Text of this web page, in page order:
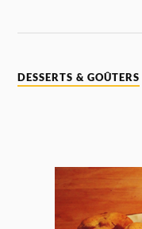
DESSERTS & GOÛTERS